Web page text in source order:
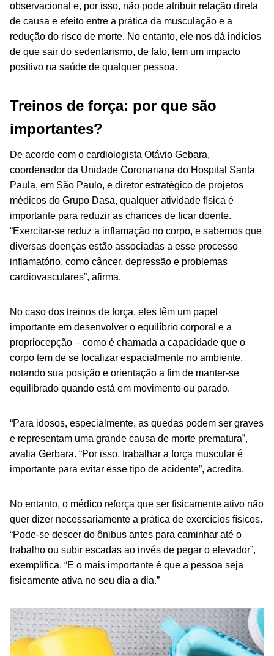
observacional e, por isso, não pode atribuir relação direta
de causa e efeito entre a prática da musculação e a
redução do risco de morte. No entanto, ele nos dá indícios
de que sair do sedentarismo, de fato, tem um impacto
positivo na saúde de qualquer pessoa.
Treinos de força: por que são
importantes?
De acordo com o cardiologista Otávio Gebara,
coordenador da Unidade Coronariana do Hospital Santa
Paula, em São Paulo, e diretor estratégico de projetos
médicos do Grupo Dasa, qualquer atividade física é
importante para reduzir as chances de ficar doente.
“Exercitar-se reduz a inflamação no corpo, e sabemos que
diversas doenças estão associadas a esse processo
inflamatório, como câncer, depressão e problemas
cardiovasculares”, afirma.
No caso dos treinos de força, eles têm um papel
importante em desenvolver o equilíbrio corporal e a
propriocepção – como é chamada a capacidade que o
corpo tem de se localizar espacialmente no ambiente,
notando sua posição e orientação a fim de manter-se
equilibrado quando está em movimento ou parado.
“Para idosos, especialmente, as quedas podem ser graves
e representam uma grande causa de morte prematura”,
avalia Gerbara. “Por isso, trabalhar a força muscular é
importante para evitar esse tipo de acidente”, acredita.
No entanto, o médico reforça que ser fisicamente ativo não
quer dizer necessariamente a prática de exercícios físicos.
“Pode-se descer do ônibus antes para caminhar até o
trabalho ou subir escadas ao invés de pegar o elevador”,
exemplifica. “E o mais importante é que a pessoa seja
fisicamente ativa no seu dia a dia.”